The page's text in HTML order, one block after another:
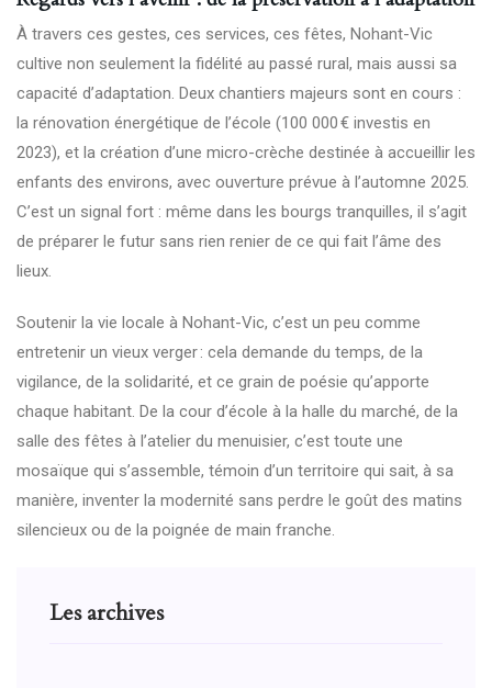
À travers ces gestes, ces services, ces fêtes, Nohant-Vic
cultive non seulement la fidélité au passé rural, mais aussi sa
capacité d’adaptation. Deux chantiers majeurs sont en cours :
la rénovation énergétique de l’école (100 000 € investis en
2023), et la création d’une micro-crèche destinée à accueillir les
enfants des environs, avec ouverture prévue à l’automne 2025.
C’est un signal fort : même dans les bourgs tranquilles, il s’agit
de préparer le futur sans rien renier de ce qui fait l’âme des
lieux.
Soutenir la vie locale à Nohant-Vic, c’est un peu comme
entretenir un vieux verger : cela demande du temps, de la
vigilance, de la solidarité, et ce grain de poésie qu’apporte
chaque habitant. De la cour d’école à la halle du marché, de la
salle des fêtes à l’atelier du menuisier, c’est toute une
mosaïque qui s’assemble, témoin d’un territoire qui sait, à sa
manière, inventer la modernité sans perdre le goût des matins
silencieux ou de la poignée de main franche.
Les archives